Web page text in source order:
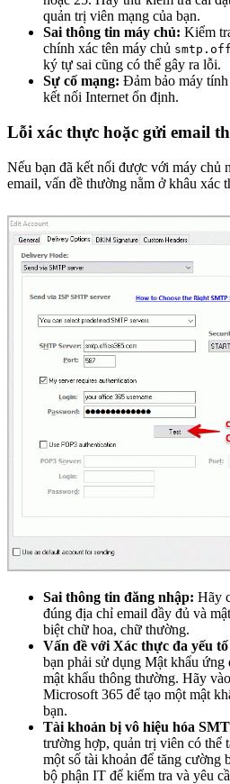
quản trị viên mạng của bạn.
Sai thông tin máy chủ: Kiểm
chính xác tên máy chủ
ký tự sai cũng có thể gây ra lỗi.
Sự cố mạng: Đảm bảo máy
kết nối Internet ổn định.
Lỗi xác thực hoặc gửi email
Nếu bạn đã kết nối được với máy chủ
email, vấn đề thường nằm ở khâu xác
Sai thông tin đăng nhập: Hãy
đúng địa chỉ email đầy đủ và
biệt chữ hoa, chữ thường.
Vấn đề với Xác thực đa yếu
bạn phải sử dụng Mật khẩu
mật khẩu thông thường. Hãy
Microsoft 365 để tạo một mật
bạn.
Tài khoản bị vô hiệu hóa
trường hợp, quản trị viên có thể
một số tài khoản để tăng cường
bộ phận IT để kiểm tra và yêu